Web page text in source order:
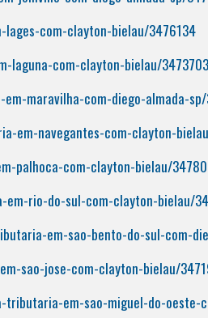
com-clayton-bielau/3476134
laguna-com-clayton-bielau/3473703
maravilha-com-diego-almada-
em-navegantes-com-clayton-
palhoca-com-clayton-bielau/
rio-do-sul-com-clayton-bielau/
em-sao-bento-do-sul-com-
sao-jose-com-clayton-bielau/
em-sao-miguel-do-oeste-